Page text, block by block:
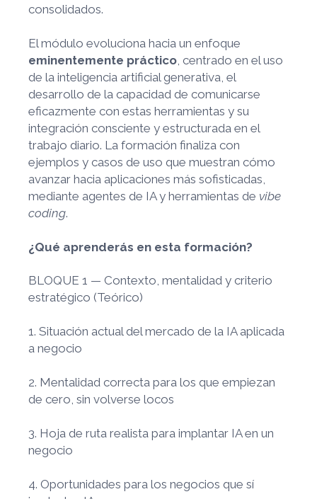
consolidados.
El módulo evoluciona hacia un enfoque
eminentemente práctico , centrado en el uso
de la inteligencia artificial generativa, el
desarrollo de la capacidad de comunicarse
eficazmente con estas herramientas y su
integración consciente y estructurada en el
trabajo diario. La formación finaliza con
ejemplos y casos de uso que muestran cómo
avanzar hacia aplicaciones más sofisticadas,
mediante agentes de IA y herramientas de vibe
coding.
¿Qué aprenderás en esta formación?
BLOQUE 1 — Contexto, mentalidad y criterio
estratégico (Teórico)
1. Situación actual del mercado de la IA aplicada
a negocio
2. Mentalidad correcta para los que empiezan
de cero, sin volverse locos
3. Hoja de ruta realista para implantar IA en un
negocio
4. Oportunidades para los negocios que sí